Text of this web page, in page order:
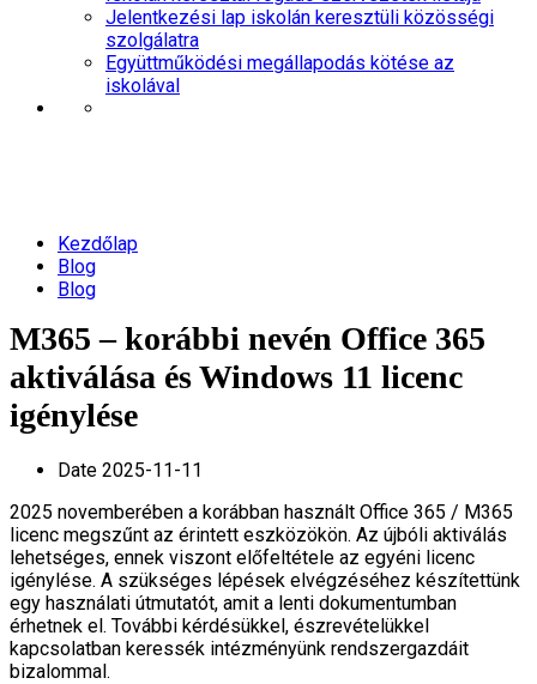
Jelentkezési lap iskolán keresztüli közösségi
szolgálatra
Együttműködési megállapodás kötése az
iskolával
Kezdőlap
Blog
Blog
M365 – korábbi nevén Office 365
aktiválása és Windows 11 licenc
igénylése
Date 2025-11-11
2025 novemberében a korábban használt Office 365 / M365
licenc megszűnt az érintett eszközökön. Az újbóli aktiválás
lehetséges, ennek viszont előfeltétele az egyéni licenc
igénylése. A szükséges lépések elvégzéséhez készítettünk
egy használati útmutatót, amit a lenti dokumentumban
érhetnek el. További kérdésükkel, észrevételükkel
kapcsolatban keressék intézményünk rendszergazdáit
bizalommal.